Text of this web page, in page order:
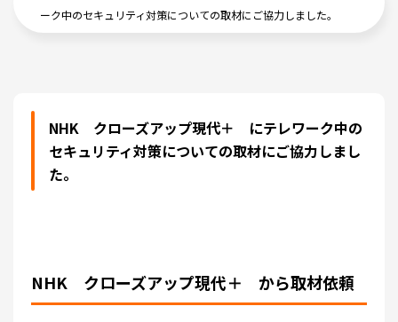
ーク中のセキュリティ対策についての取材にご協力しました。
NHK クローズアップ現代＋ にテレワーク中の
セキュリティ対策についての取材にご協力しまし
た。
NHK クローズアップ現代＋ から取材依頼